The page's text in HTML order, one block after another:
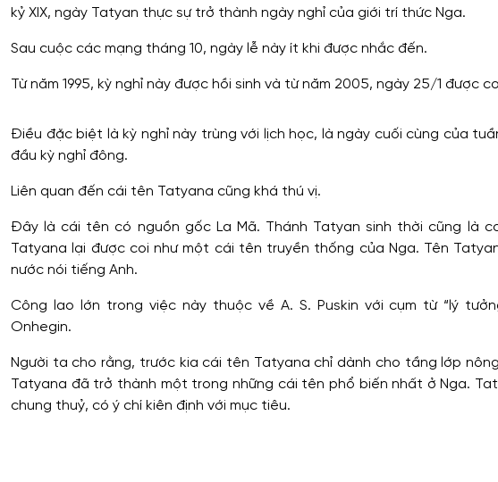
kỷ XIX, ngày Tatyan thực sự trở thành ngày nghỉ của giới trí thức Nga.
Sau cuộc các mạng tháng 10, ngày lễ này ít khi được nhắc đến.
Từ năm 1995, kỳ nghỉ này được hồi sinh và từ năm 2005, ngày 25/1 được
Điều đặc biệt là kỳ nghỉ này trùng với lịch học, là ngày cuối cùng của
đầu kỳ nghỉ đông.
Liên quan đến cái tên Tatyana cũng khá thú vị.
Đây là cái tên có nguồn gốc La Mã. Thánh Tatyan sinh thời cũng là
Tatyana lại được coi như một cái tên truyền thống của Nga. Tên
nước nói tiếng Anh.
Công lao lớn trong việc này thuộc về A. S. Puskin với cụm từ “lý
Onhegin.
Người ta cho rằng, trước kia cái tên Tatyana chỉ dành cho tầng lớp
Tatyana đã trở thành một trong những cái tên phổ biến nhất ở Nga.
chung thuỷ, có ý chí kiên định với mục tiêu.